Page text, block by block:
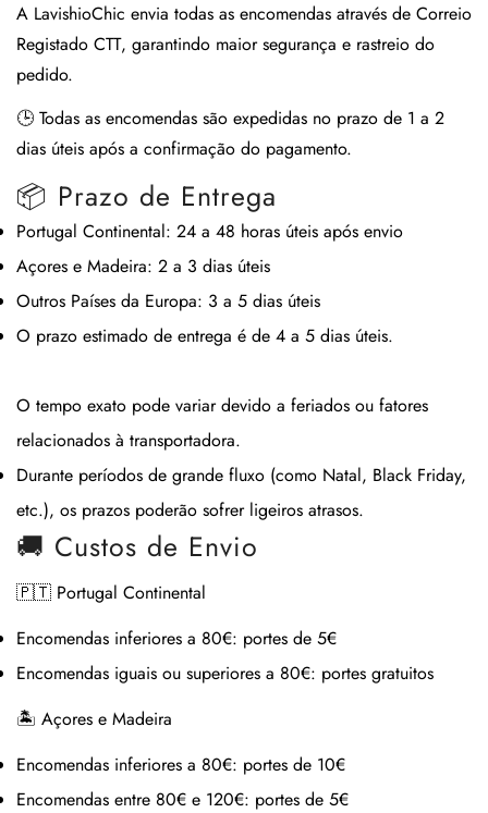
A LavishioChic envia todas as encomendas através de Correio
Registado CTT, garantindo maior segurança e rastreio do
pedido.
🕒 Todas as encomendas são expedidas no prazo de 1 a 2
dias úteis após a confirmação do pagamento.
📦 Prazo de Entrega
Portugal Continental: 24 a 48 horas úteis após envio
Açores e Madeira: 2 a 3 dias úteis
Outros Países da Europa: 3 a 5 dias úteis
O prazo estimado de entrega é de 4 a 5 dias úteis.
O tempo exato pode variar devido a feriados ou fatores
relacionados à transportadora.
Durante períodos de grande fluxo (como Natal, Black Friday,
etc.), os prazos poderão sofrer ligeiros atrasos.
🚚 Custos de Envio
🇵🇹 Portugal Continental
Encomendas inferiores a 80€: portes de 5€
Encomendas iguais ou superiores a 80€: portes gratuitos
🏝 Açores e Madeira
Encomendas inferiores a 80€: portes de 10€
Encomendas entre 80€ e 120€: portes de 5€